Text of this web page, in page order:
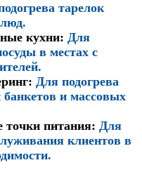
тарелок
кухни: Для
в местах с
: Для подогрева
и массовых
питания: Для
клиентов в